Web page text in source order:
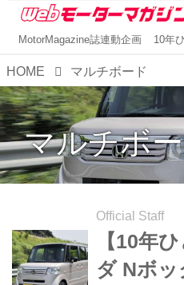
MotorMagazine誌連動企画 10年
HOME マルチボード
マルチボ
Official Staff
【10年
ダ Nボ